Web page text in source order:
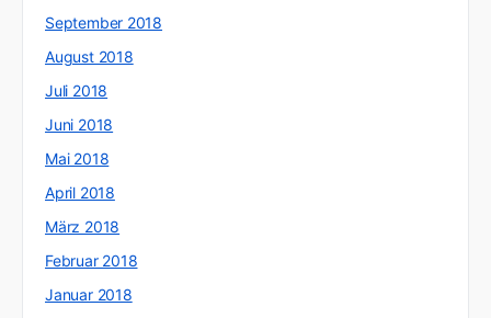
September 2018
August 2018
Juli 2018
Juni 2018
Mai 2018
April 2018
März 2018
Februar 2018
Januar 2018